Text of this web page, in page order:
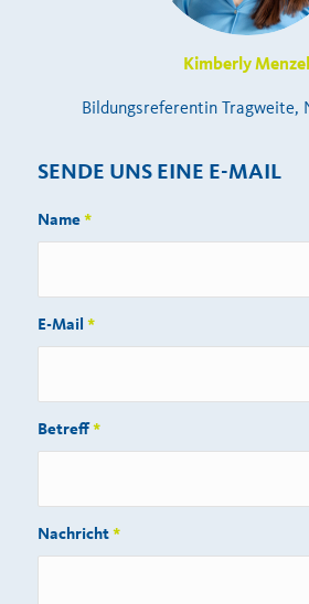
Kimberly Menzel
Bildungsreferentin Tragweite,
SENDE UNS EINE E-MAIL
Name*
E-Mail *
Betreff*
Nachricht*